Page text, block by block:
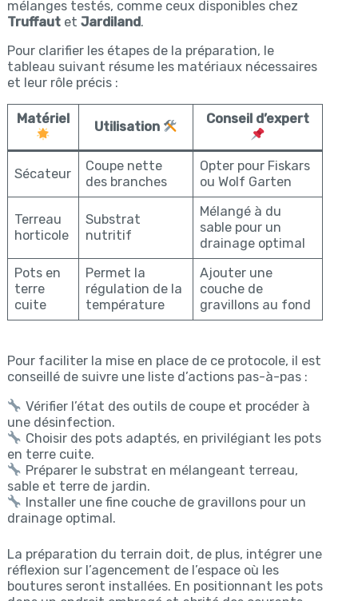
mélanges testés, comme ceux disponibles chez
Truffautet Jardiland.
Pour clarifier les étapes de la préparation, le
tableau suivant résume les matériaux nécessaires
et leur rôle précis :
Matériel
Utilisation
Conseil d’expert
Sécateur
Coupe nette
des branches
Opter pour Fiskars
ou Wolf Garten
Terreau
horticole
Substrat
nutritif
Mélangé à du
sable pour un
drainage optimal
Pots en
terre
cuite
Permet la
régulation de la
température
Ajouter une
couche de
gravillons au fond
Pour faciliter la mise en place de ce protocole, il est
conseillé de suivre une liste d’actions pas-à-pas :
Vérifier l’état des outils de coupe et procéder à
une désinfection.
Choisir des pots adaptés, en privilégiant les pots
en terre cuite.
Préparer le substrat en mélangeant terreau,
sable et terre de jardin.
Installer une fine couche de gravillons pour un
drainage optimal.
La préparation du terrain doit, de plus, intégrer une
réflexion sur l’agencement de l’espace où les
boutures seront installées. En positionnant les pots